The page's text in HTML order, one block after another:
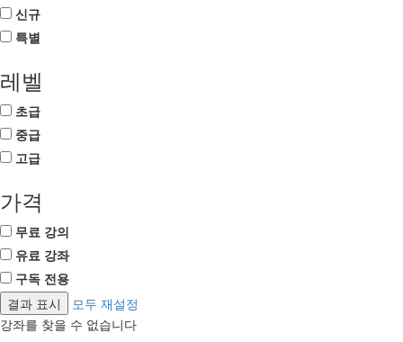
신규
특별
레벨
초급
중급
고급
가격
무료 강의
유료 강좌
구독 전용
모두 재설정
강좌를 찾을 수 없습니다